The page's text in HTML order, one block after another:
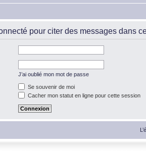
pour citer des messages dans
J’ai oublié mon mot de passe
Se souvenir de moi
Cacher mon statut en ligne pour cette session